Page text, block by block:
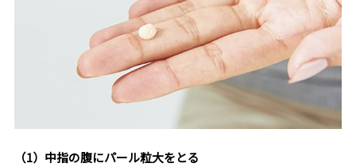
（1）中指の腹にパール粒大をとる